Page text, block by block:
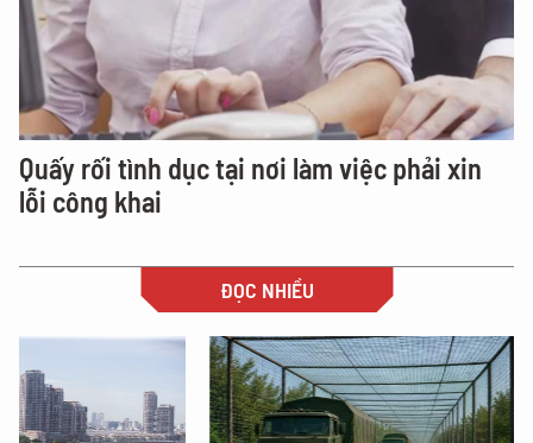
Quấy rối tình dục tại nơi làm việc phải xin
lỗi công khai
ĐỌC NHIỀU